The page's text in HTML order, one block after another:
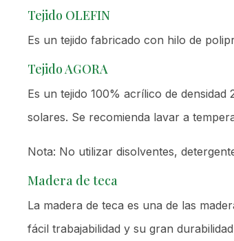
Tejido OLEFIN
Es un tejido fabricado con hilo de
Tejido AGORA
Es un tejido 100% acrílico de
solares. Se recomienda lavar a
Nota: No utilizar disolventes,
Madera de teca
La madera de teca es una de las
fácil trabajabilidad y su gran